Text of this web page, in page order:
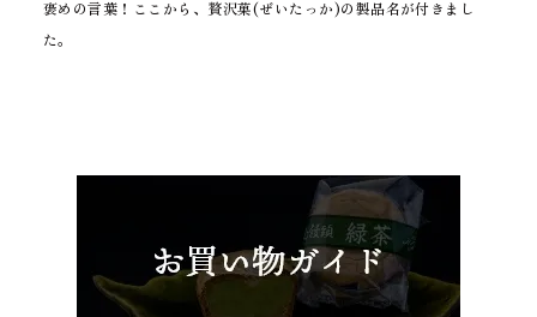
褒めの言葉！ここから、贅沢菓(ぜいたっか)の製品名が付きまし
た。